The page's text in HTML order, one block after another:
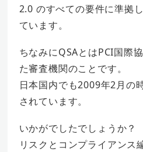
2.0 のすべての要件に準拠
ています。
ちなみにQSAとはPCI国際
た審査機関のことです。
日本国内でも2009年2月の
されています。
いかがでしたでしょうか？
リスクとコンプライアンス